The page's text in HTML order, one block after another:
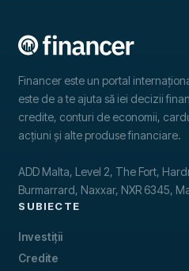
Financer este un portal
este de a te ajuta să iei decizii
credite, conturi de economii,
acțiuni și alte produse financiare.
ADD Malta, Level 2, The Fort,
Burmarrard, Naxxar, NXR 6345,
SUBIECTE
Investiții
Credite